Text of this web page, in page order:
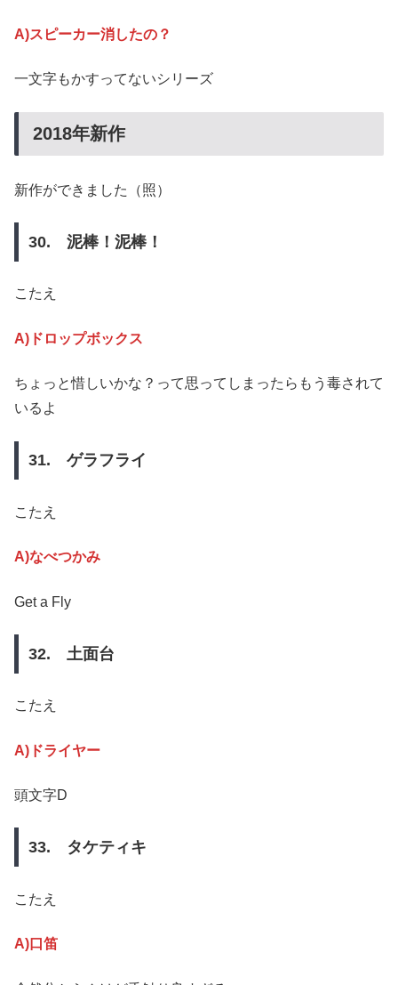
A)スピーカー消したの？
一文字もかすってないシリーズ
2018年新作
新作ができました（照）
30. 泥棒！泥棒！
こたえ
A)ドロップボックス
ちょっと惜しいかな？って思ってしまったらもう毒されて
いるよ
31. ゲラフライ
こたえ
A)なべつかみ
Get a Fly
32. 土面台
こたえ
A)ドライヤー
頭文字D
33. タケティキ
こたえ
A)口笛